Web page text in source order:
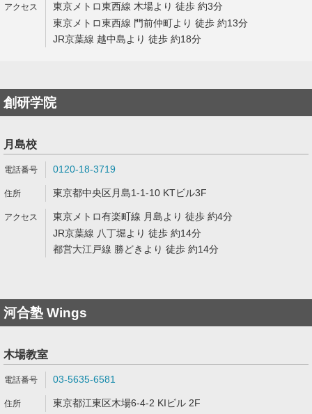
東京メトロ東西線 木場より 徒歩 約3分
東京メトロ東西線 門前仲町より 徒歩 約13分
JR京葉線 越中島より 徒歩 約18分
創研学院
月島校
0120-18-3719
東京都中央区月島1-1-10 KTビル3F
東京メトロ有楽町線 月島より 徒歩 約4分
JR京葉線 八丁堀より 徒歩 約14分
都営大江戸線 勝どきより 徒歩 約14分
河合塾 Wings
木場教室
03-5635-6581
東京都江東区木場6-4-2 KIビル 2F